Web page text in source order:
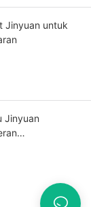
Jinyuan untuk
Jinyuan